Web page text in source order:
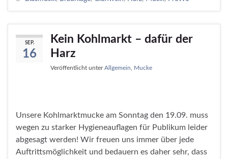
SEP.
16
Kein Kohlmarkt – dafür der
Harz
Veröffentlicht unterAllgemein Mucke
Unsere Kohlmarktmucke am Sonntag den 19.09. muss
wegen zu starker Hygieneauflagen für Publikum leider
abgesagt werden! Wir freuen uns immer über jede
Auftrittsmöglichkeit und bedauern es daher sehr, dass